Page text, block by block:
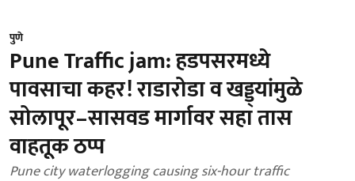
पुणे
Pune Traffic jam: हडपसरमध्ये
पावसाचा कहर! राडारोडा व खड्ड्यांमुळे
सोलापूर–सासवड मार्गावर सहा तास
वाहतूक ठप्प
Pune city waterlogging causing six-hour traffic